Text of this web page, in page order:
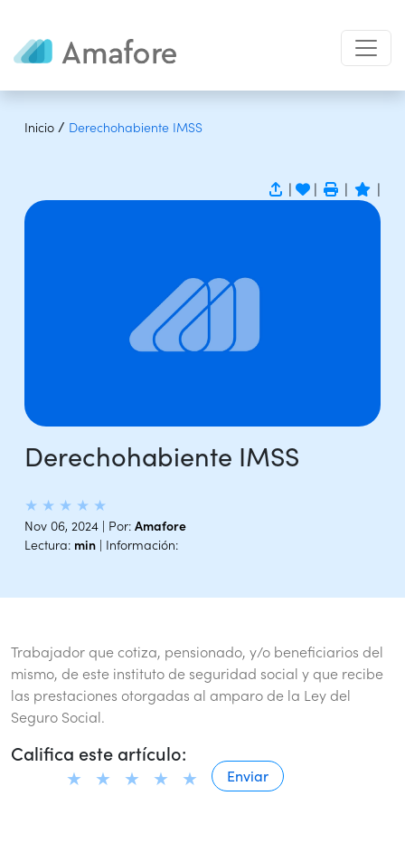
Inicio / Derechohabiente IMSS
| | | |
Derechohabiente IMSS
★ ★ ★ ★ ★
Nov 06, 2024 | Por: Amafore
Lectura: min | Información:
Trabajador que cotiza, pensionado, y/o beneficiarios del
mismo, de este instituto de seguridad social y que recibe
las prestaciones otorgadas al amparo de la Ley del
Seguro Social.
Califica este artículo: